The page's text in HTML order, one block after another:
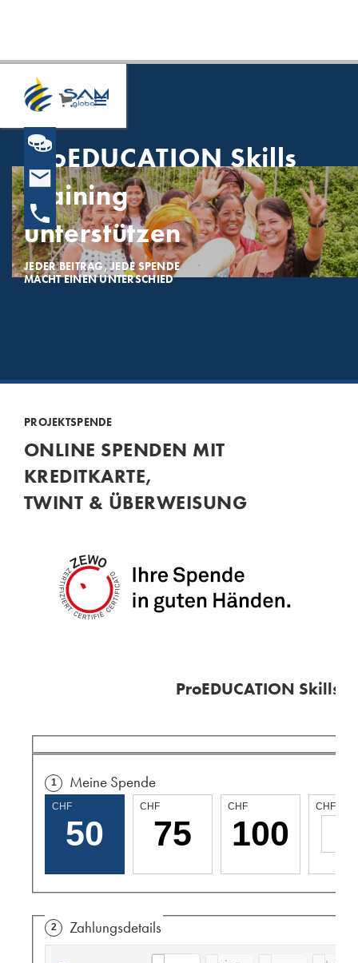
ProEDUCATION Skills
Training
unterstützen
JEDER BEITRAG, JEDE SPENDE
MACHT EINEN UNTERSCHIED
PROJEKTSPENDE
ONLINE SPENDEN MIT
KREDITKARTE,
TWINT & ÜBERWEISUNG